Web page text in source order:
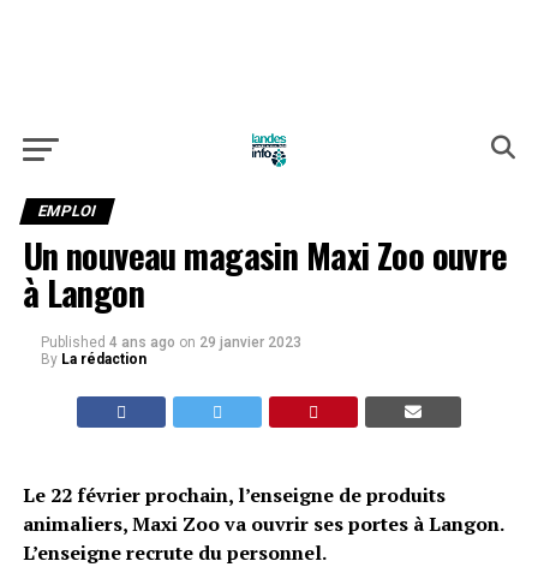
EMPLOI
Un nouveau magasin Maxi Zoo ouvre
à Langon
Published 4 ans ago on 29 janvier 2023
By La rédaction
Le 22 février prochain, l’enseigne de produits
animaliers, Maxi Zoo va ouvrir ses portes à Langon.
L’enseigne recrute du personnel.